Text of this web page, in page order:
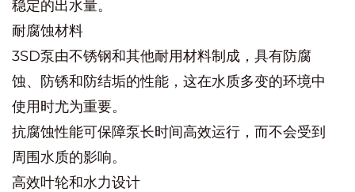
稳定的出水量。
耐腐蚀材料
3SD泵由不锈钢和其他耐用材料制成，具有防腐
蚀、防锈和防结垢的性能，这在水质多变的环境中
使用时尤为重要。
抗腐蚀性能可保障泵长时间高效运行，而不会受到
周围水质的影响。
高效叶轮和水力设计